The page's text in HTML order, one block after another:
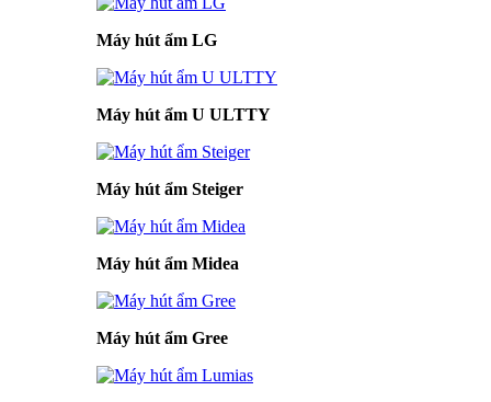
Máy hút ẩm LG
Máy hút ẩm U ULTTY
Máy hút ẩm Steiger
Máy hút ẩm Midea
Máy hút ẩm Gree